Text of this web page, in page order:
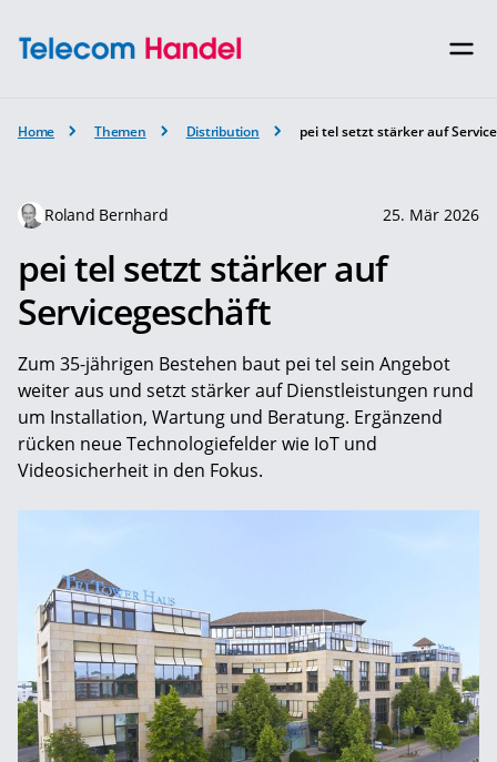
Home Themen Distribution pei tel setzt stärker auf
Roland Bernhard 25. Mär 2026
pei tel setzt stärker auf
Servicegeschäft
Zum 35-jährigen Bestehen baut pei tel sein Angebot
weiter aus und setzt stärker auf Dienstleistungen rund
um Installation, Wartung und Beratung. Ergänzend
rücken neue Technologiefelder wie IoT und
Videosicherheit in den Fokus.